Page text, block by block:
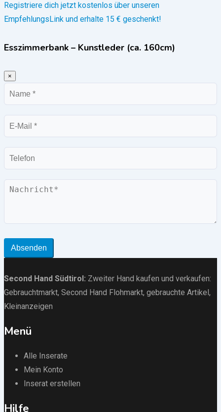
Registriere dich jetzt kostenlos über unseren
EmpfehlungsLink und erhalte 15 € geschenkt!
Esszimmerbank – Kunstleder (ca. 160cm)
×
Name
E-
Mail
Telefon
Nachricht
Absenden
Second Hand Südtirol : Zweiter Hand kaufen und verkaufen:
Gebrauchtmarkt, Second Hand Flohmarkt, gebrauchte Artikel ,
Kleinanzeigen
Menü
Alle Inserate
Mein Konto
Inserat erstellen
Hilfe